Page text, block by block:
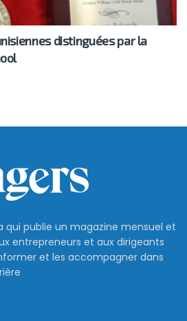
distinguées par la
qui publie un magazine mensuel et
entrepreneurs et aux dirigeants
et les accompagner dans